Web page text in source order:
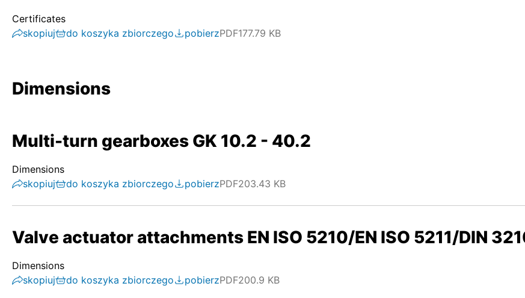
Certificates
skopiuj
do koszyka zbiorczego pobierzPDF177.79 KB
Dimensions
Multi-turn gearboxes GK 10.2 - 40.2
Dimensions
skopiuj
do koszyka zbiorczego pobierzPDF203.43 KB
Valve actuator attachments EN ISO 5210/EN ISO 5211/DIN
Dimensions
skopiuj
do koszyka zbiorczego pobierzPDF200.9 KB